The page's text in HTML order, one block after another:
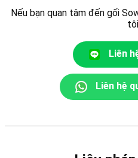
Nếu bạn quan tâm đến gối
Liên
Liên hệ